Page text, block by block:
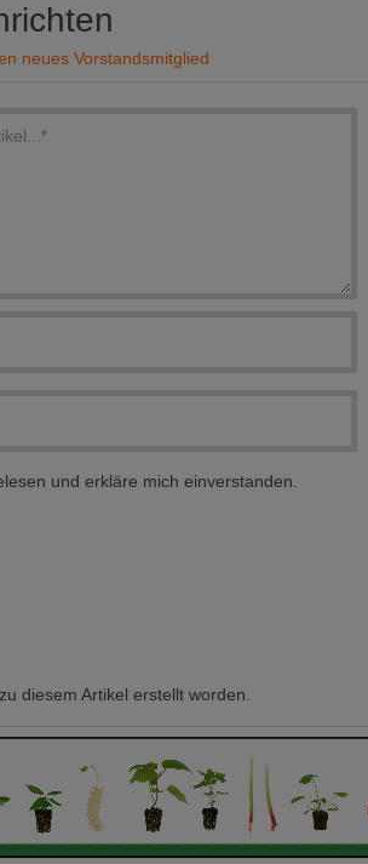
neues Vorstandsmitglied
und erkläre mich einverstanden.
diesem Artikel erstellt worden.